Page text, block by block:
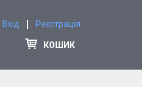
Вхід Реєстрація
КОШИК